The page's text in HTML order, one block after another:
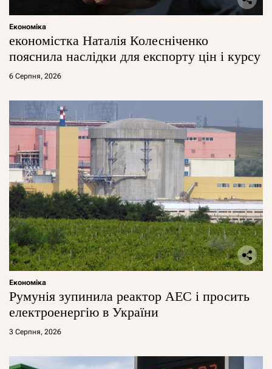
Економіка
економістка Наталія Колесніченко
пояснила наслідки для експорту цін і курсу
6 Серпня, 2026
Економіка
Румунія зупинила реактор АЕС і просить
електроенергію в України
3 Серпня, 2026